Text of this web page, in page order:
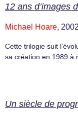
12 ans d’images
Michael Hoare, 2002
Cette trilogie suit
sa création en 1989 à
Un siècle de